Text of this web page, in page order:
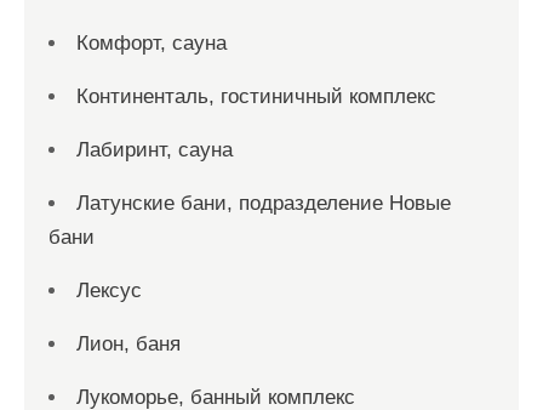
Комфорт, сауна
Континенталь, гостиничный комплекс
Лабиринт, сауна
Латунские бани, подразделение Новые
бани
Лексус
Лион, баня
Лукоморье, банный комплекс